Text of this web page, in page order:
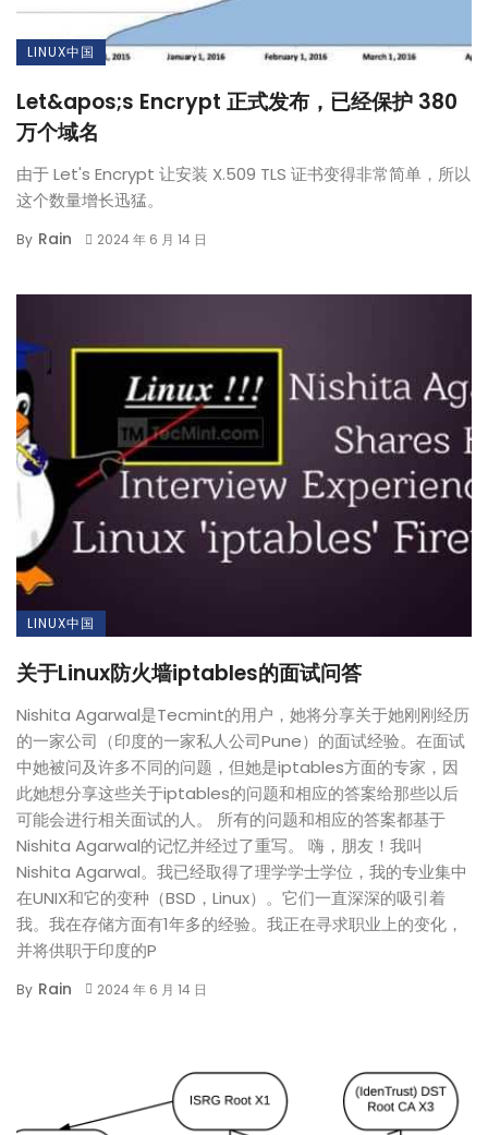
LINUX中国
Let&apos;s Encrypt 正式发布，已经保护 380
万个域名
由于 Let's Encrypt 让安装 X.509 TLS 证书变得非常简单，所以
这个数量增长迅猛。
By Rain 2024 年 6 月 14 日
LINUX中国
关于Linux防火墙iptables的面试问答
Nishita Agarwal是Tecmint的用户，她将分享关于她刚刚经历
的一家公司（印度的一家私人公司Pune）的面试经验。在面试
中她被问及许多不同的问题，但她是iptables方面的专家，因
此她想分享这些关于iptables的问题和相应的答案给那些以后
可能会进行相关面试的人。 所有的问题和相应的答案都基于
Nishita Agarwal的记忆并经过了重写。 嗨，朋友！我叫
Nishita Agarwal。我已经取得了理学学士学位，我的专业集中
在UNIX和它的变种（BSD，Linux）。它们一直深深的吸引着
我。我在存储方面有1年多的经验。我正在寻求职业上的变化，
并将供职于印度的P
By Rain 2024 年 6 月 14 日